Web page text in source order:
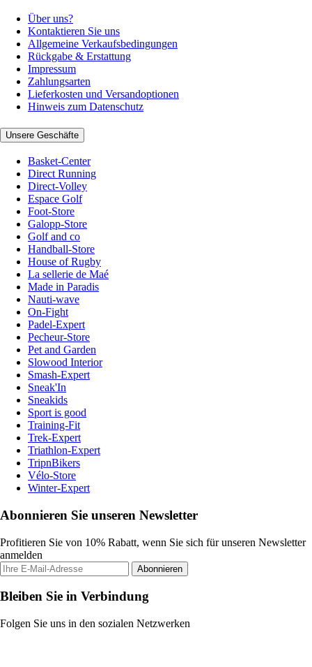
Über uns?
Kontaktieren Sie uns
Allgemeine Verkaufsbedingungen
Rückgabe & Erstattung
Impressum
Zahlungsarten
Lieferkosten und Versandoptionen
Hinweis zum Datenschutz
Unsere Geschäfte
Basket-Center
Direct Running
Direct-Volley
Espace Golf
Foot-Store
Galopp-Store
Golf and co
Handball-Store
House of Rugby
La sellerie de Maé
Made in Paradis
Nauti-wave
On-Fight
Padel-Expert
Pecheur-Store
Pet and Garden
Slowood Interior
Smash-Expert
Sneak'In
Sneakids
Sport is good
Training-Fit
Trek-Expert
Triathlon-Expert
TripnBikers
Vélo-Store
Winter-Expert
Abonnieren Sie unseren Newsletter
Profitieren Sie von 10% Rabatt, wenn Sie sich für unseren Newsletter
anmelden
Abonnieren
Bleiben Sie in Verbindung
Folgen Sie uns in den sozialen Netzwerken